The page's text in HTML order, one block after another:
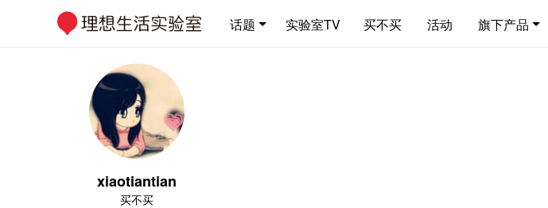
话题 实验室TV 买不买 活动 旗下产品
xiaotiantian
买不买